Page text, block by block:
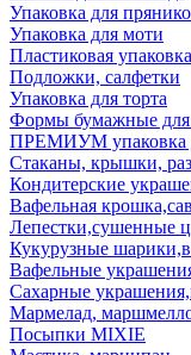
Упаковка для
Упаковка для моти
Пластиковая упаковка
Подложки, салфетки
Упаковка для торта
Формы бумажные для
ПРЕМИУМ упаковка
Стаканы, крышки,
Кондитерские
Вафельная
Лепестки,сушенные
Кукурузные
Вафельные
Сахарные
Мармелад,
Посыпки MIXIE